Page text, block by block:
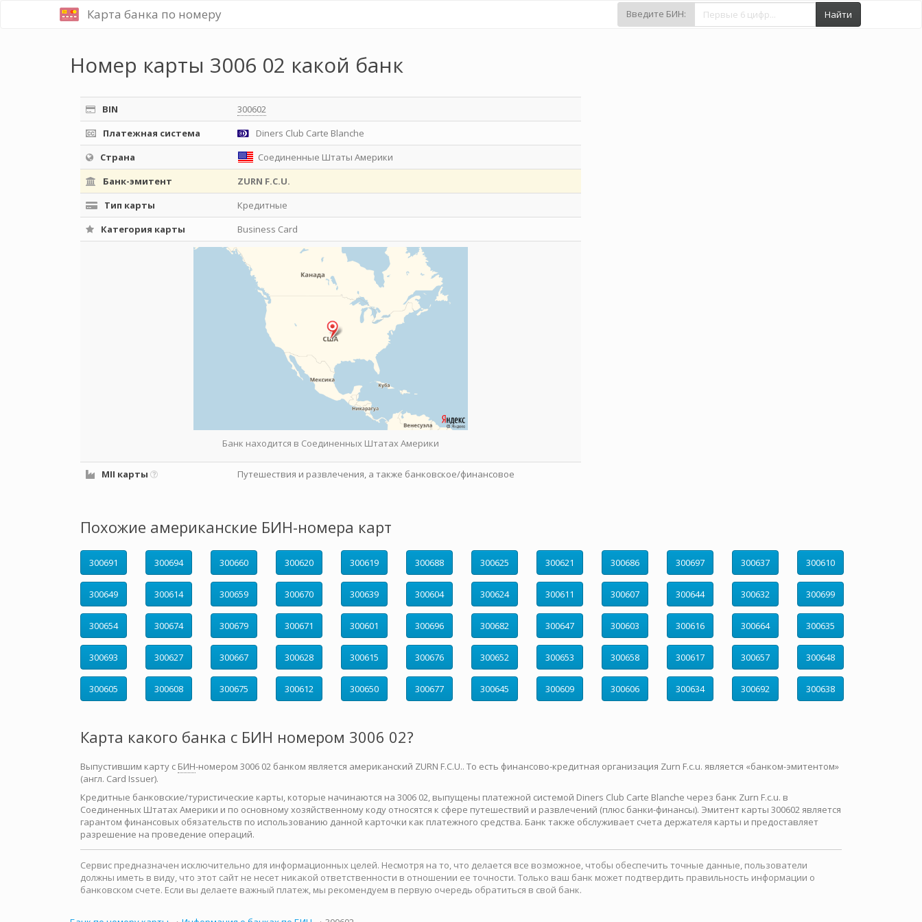
Карта банка по номеру Введите БИН: Найти
Номер карты 3006 02 какой банк
BIN
300602
Платежная система
Diners Club Carte Blanche
Страна
Соединенные Штаты Америки
Банк-эмитент
ZURN F.C.U.
Тип карты
Кредитные
Категория карты
Business Card
Банк находится в Соединенных Штатах Америки
MII карты Путешествия и развлечения, а также банковское/финансовое
Похожие американские БИН-номера карт
300691 300694 300660 300620 300619 300688 300625 300621 300686 300697 300637 300610
300649 300614 300659 300670 300639 300604 300624 300611 300607 300644 300632 300699
300654 300674 300679 300671 300601 300696 300682 300647 300603 300616 300664 300635
300693 300627 300667 300628 300615 300676 300652 300653 300658 300617 300657 300648
300605 300608 300675 300612 300650 300677 300645 300609 300606 300634 300692 300638
Карта какого банка с БИН номером 3006 02?
Выпустившим карту с БИН-номером 3006 02 банком является американский ZURN F.C.U.. То есть финансово-кредитная организация Zurn F.c.u. является «банком-эмитентом»
(англ. Card Issuer).
Кредитные банковские/туристические карты, которые начинаются на 3006 02, выпущены платежной системой Diners Club Carte Blanche через банк Zurn F.c.u. в
Соединенных Штатах Америки и по основному хозяйственному коду относятся к сфере путешествий и развлечений (плюс банки-финансы). Эмитент карты 300602 является
гарантом финансовых обязательств по использованию данной карточки как платежного средства. Банк также обслуживает счета держателя карты и предоставляет
разрешение на проведение операций.
Сервис предназначен исключительно для информационных целей. Несмотря на то, что делается все возможное, чтобы обеспечить точные данные, пользователи
должны иметь в виду, что этот сайт не несет никакой ответственности в отношении ее точности. Только ваш банк может подтвердить правильность информации о
банковском счете. Если вы делаете важный платеж, мы рекомендуем в первую очередь обратиться в свой банк.